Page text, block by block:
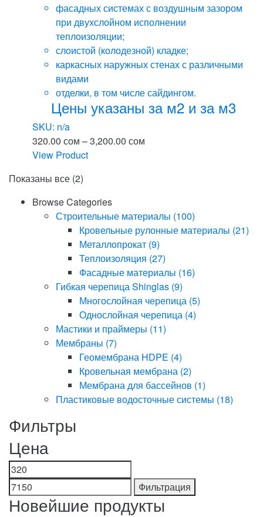
фасадных системах с воздушным зазором
при двухслойном исполнении
теплоизоляции;
слоистой (колодезной) кладке;
каркасных наружных стенах с различными
видами
отделки, в том числе сайдингом.
Цены указаны за м2 и за м3
SKU: n/a
320.00 сом –3,200.00 сом
View Product
товар
имеет
несколько
вариаций.
Показаны все (2)
Browse Categories
Строительные материалы (100)
Кровельные рулонные материалы (21)
Металлопрокат (9)
Теплоизоляция (27)
Фасадные материалы (16)
Гибкая черепица Shinglas (9)
Многослойная черепица (5)
Однослойная черепица (4)
Мастики и праймеры (11)
Мембраны (7)
Геомембрана HDPE (4)
Кровельная мембрана (2)
Мембрана для бассейнов (1)
Пластиковые водосточные системы (18)
Фильтры
Цена
Минимальная
цена
цена
Фильтрация
Новейшие продукты